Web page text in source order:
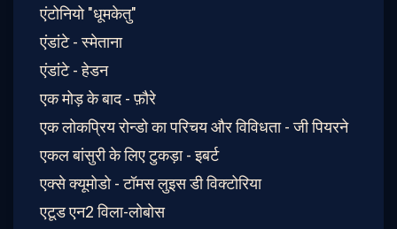
एंटोनियो "धूमकेतु"
एंडांटे - स्मेताना
एंडांटे - हेडन
एक मोड़ के बाद - फ़ौरे
एक लोकप्रिय रोन्डो का परिचय और विविधता - जी पियरने
एकल बांसुरी के लिए टुकड़ा - इबर्ट
एक्से क्यूमोडो - टॉमस लुइस डी विक्टोरिया
एटूड एन2 विला-लोबोस